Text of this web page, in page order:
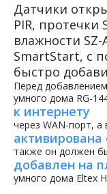
Датчики
PIR, протечки
влажности
SmartStart, с
быстро
Перед
умного дома RG-
к интернету
через WAN-порт, а
также он должен
добавлен на
умного дома Eltex